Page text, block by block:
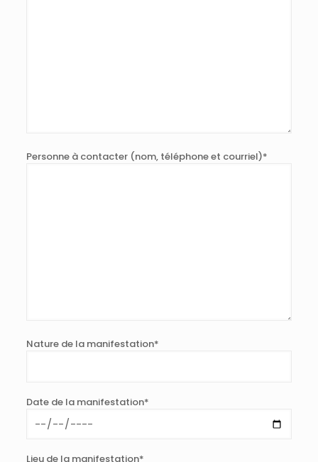
Personne à contacter (nom, téléphone et courriel)*
Nature de la manifestation*
Date de la manifestation*
Lieu de la manifestation*